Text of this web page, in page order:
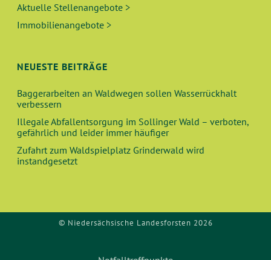
Aktuelle Stellenangebote >
Immobilienangebote >
NEUESTE BEITRÄGE
Baggerarbeiten an Waldwegen sollen Wasserrückhalt
verbessern
Illegale Abfallentsorgung im Sollinger Wald – verboten,
gefährlich und leider immer häufiger
Zufahrt zum Waldspielplatz Grinderwald wird
instandgesetzt
© Niedersächsische Landesforsten 2026